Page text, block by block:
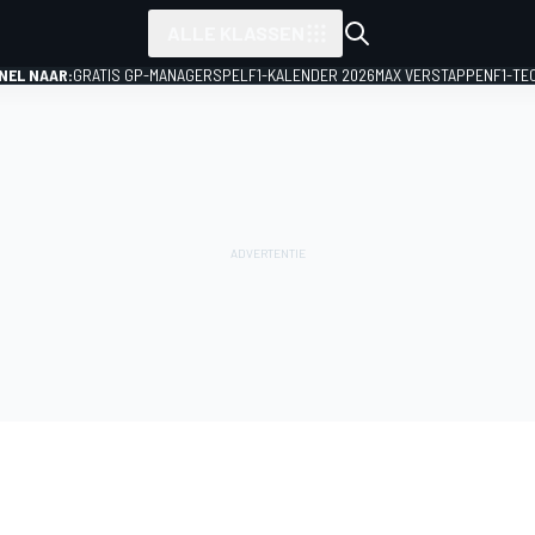
NAAR:GRATIS GP-MANAGERSPEL F1-KALENDER 2026MAX VERSTAPPENF1-